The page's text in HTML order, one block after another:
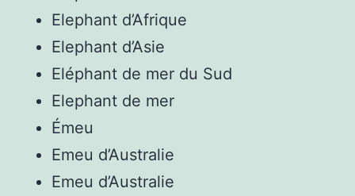
Elephant d’Afrique
Elephant d’Asie
Eléphant de mer du Sud
Elephant de mer
Émeu
Emeu d’Australie
Emeu d’Australie